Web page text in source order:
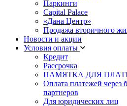
Паркинги
Capital Palace
«Дана Центр»
Продажа вторичного
Новости и акции
Условия оплаты
Кредит
Рассрочка
ПАМЯТКА ДЛЯ
Оплата платежей через
партнеров
Для юридических лиц